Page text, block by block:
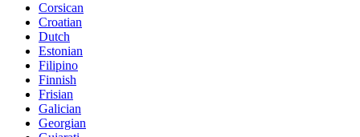
Corsican
Croatian
Dutch
Estonian
Filipino
Finnish
Frisian
Galician
Georgian